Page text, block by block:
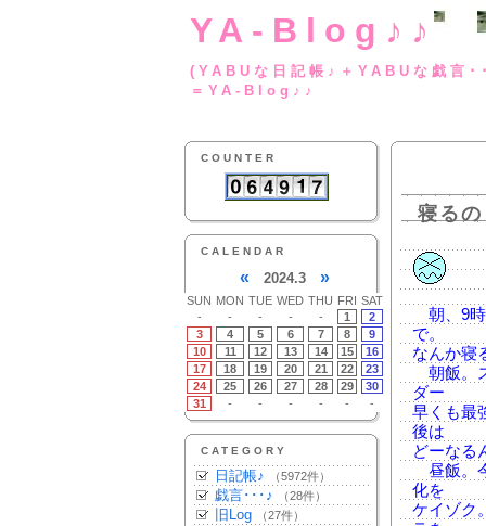
YA-Blog♪♪
(YABUな日記帳♪
＝YA-Blog♪♪
COUNTER
CALENDAR
« 2024.3 »
SUN MON TUE WED THU FRI SAT
-
- - - - 1
2
3
4 5 6 7 8
9
10
11 12 13 14 15
16
17
18 19 20 21 22
23
24
25 26 27 28 29
30
31
- - - - - -
CATEGORY
日記帳♪ （5972件）
戯言･･･♪ （28件）
旧Log （27件）
寝る
朝、9時
で。
なんか寝
朝飯。
ダー
早くも最
後は
どーなる
昼飯。
化を
ケイゾク